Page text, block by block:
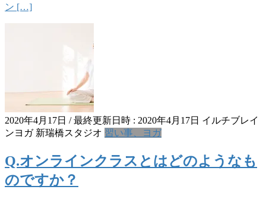
ン […]
2020年4月17日 / 最終更新日時 : 2020年4月17日 イルチブレイ
ンヨガ 新瑞橋スタジオ 習い事、ヨガ
Q.オンラインクラスとはどのようなも
のですか？